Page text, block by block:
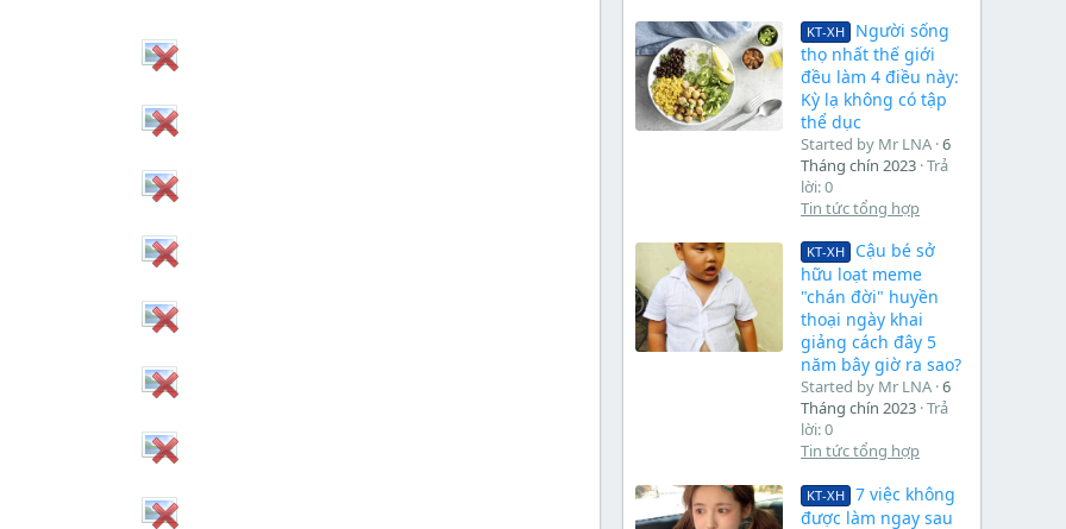
KT-XH
Người sống
thọ nhất thế giới
đều làm 4 điều này:
Kỳ lạ không có tập
thể dục
Started by Mr LNA 6
Tháng chín 2023 Trả
lời: 0
Tin tức tổng hợp
KT-XH
Cậu bé sở
hữu loạt meme
"chán đời" huyền
thoại ngày khai
giảng cách đây 5
năm bây giờ ra sao?
Started by Mr LNA 6
Tháng chín 2023 Trả
lời: 0
Tin tức tổng hợp
KT-XH
7 việc không
được làm ngay sau